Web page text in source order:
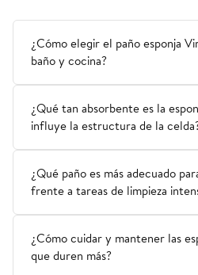
¿Cómo elegir el paño esponja
baño y cocina?
¿Qué tan absorbente es la
influye la estructura de la
¿Qué paño es más adecuado
frente a tareas de limpieza
¿Cómo cuidar y mantener las
que duren más?